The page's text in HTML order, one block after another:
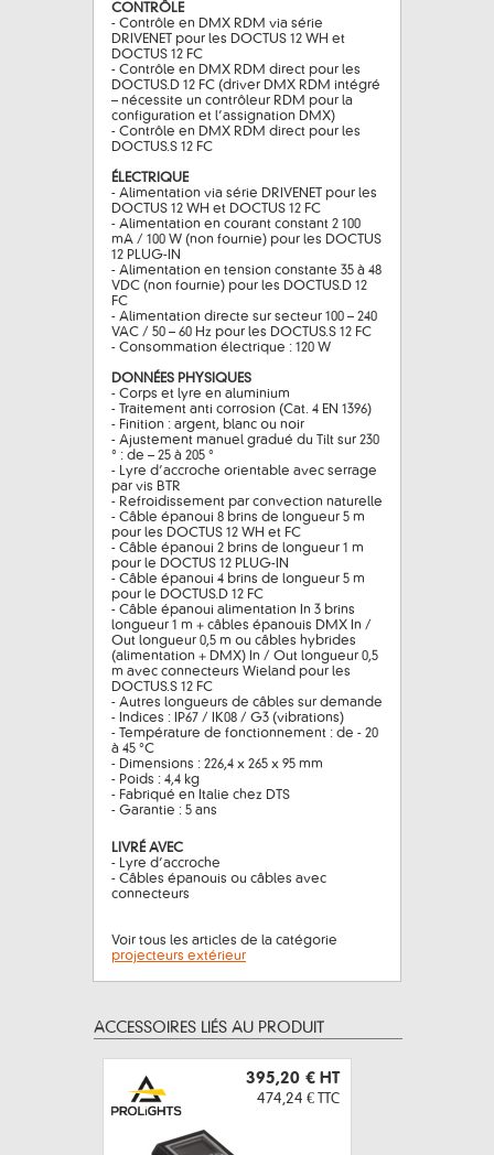
CONTRÔLE
- Contrôle en DMX RDM via série
DRIVENET pour les DOCTUS 12 WH et
DOCTUS 12 FC
- Contrôle en DMX RDM direct pour les
DOCTUS.D 12 FC (driver DMX RDM intégré
– nécessite un contrôleur RDM pour la
configuration et l’assignation DMX)
- Contrôle en DMX RDM direct pour les
DOCTUS.S 12 FC
ÉLECTRIQUE
- Alimentation via série DRIVENET pour les
DOCTUS 12 WH et DOCTUS 12 FC
- Alimentation en courant constant 2 100
mA / 100 W (non fournie) pour les DOCTUS
12 PLUG-IN
- Alimentation en tension constante 35 à 48
VDC (non fournie) pour les DOCTUS.D 12
FC
- Alimentation directe sur secteur 100 – 240
VAC / 50 – 60 Hz pour les DOCTUS.S 12 FC
- Consommation électrique : 120 W
DONNÉES PHYSIQUES
- Corps et lyre en aluminium
- Traitement anti corrosion (Cat. 4 EN 1396)
- Finition : argent, blanc ou noir
- Ajustement manuel gradué du Tilt sur 230
° : de – 25 à 205 °
- Lyre d’accroche orientable avec serrage
par vis BTR
- Refroidissement par convection naturelle
- Câble épanoui 8 brins de longueur 5 m
pour les DOCTUS 12 WH et FC
- Câble épanoui 2 brins de longueur 1 m
pour le DOCTUS 12 PLUG-IN
- Câble épanoui 4 brins de longueur 5 m
pour le DOCTUS.D 12 FC
- Câble épanoui alimentation In 3 brins
longueur 1 m + câbles épanouis DMX In /
Out longueur 0,5 m ou câbles hybrides
(alimentation + DMX) In / Out longueur 0,5
m avec connecteurs Wieland pour les
DOCTUS.S 12 FC
- Autres longueurs de câbles sur demande
- Indices : IP67 / IK08 / G3 (vibrations)
- Température de fonctionnement : de - 20
à 45 °C
- Dimensions : 226,4 x 265 x 95 mm
- Poids : 4,4 kg
- Fabriqué en Italie chez DTS
- Garantie : 5 ans
LIVRÉ AVEC
- Lyre d’accroche
- Câbles épanouis ou câbles avec
connecteurs
Voir tous les articles de la catégorie
projecteurs extérieur
ACCESSOIRES LIÉS AU PRODUIT
395,20 € HT
474,24 € TTC